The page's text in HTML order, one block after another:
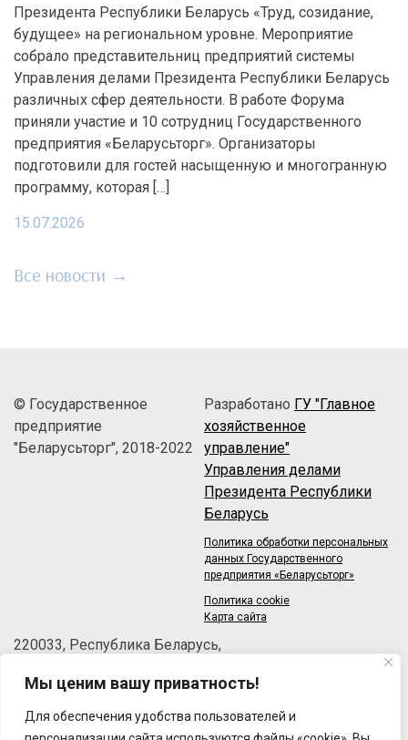
Мы ценим вашу приватность!
Для обеспечения удобства пользователей и
Президента Республики Беларусь «Труд, созидание,
будущее» на региональном уровне. Мероприятие
собрало представительниц предприятий системы
Управления делами Президента Республики Беларусь
различных сфер деятельности. В работе Форума
приняли участие и 10 сотрудниц Государственного
предприятия «Беларусьторг». Организаторы
подготовили для гостей насыщенную и многогранную
программу, которая […]
15.07.2026
Все новости →
© Государственное
предприятие
"Беларусьторг", 2018-2022
Разработано ГУ "Главное
хозяйственное
управление"
Управления делами
Президента Республики
Беларусь
Политика обработки персональных
данных Государственного
предприятия «Беларусьторг»
Политика cookie
Карта сайта
220033, Республика Беларусь,
Телефон: +375 (17) 215-63-33
Факс: +375 (17) 270-30-50
Email:brt@brt.by